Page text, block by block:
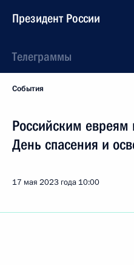
Президент России
Телеграммы
События
Российским евреям
День спасения и
17 мая 2023 года 10:00